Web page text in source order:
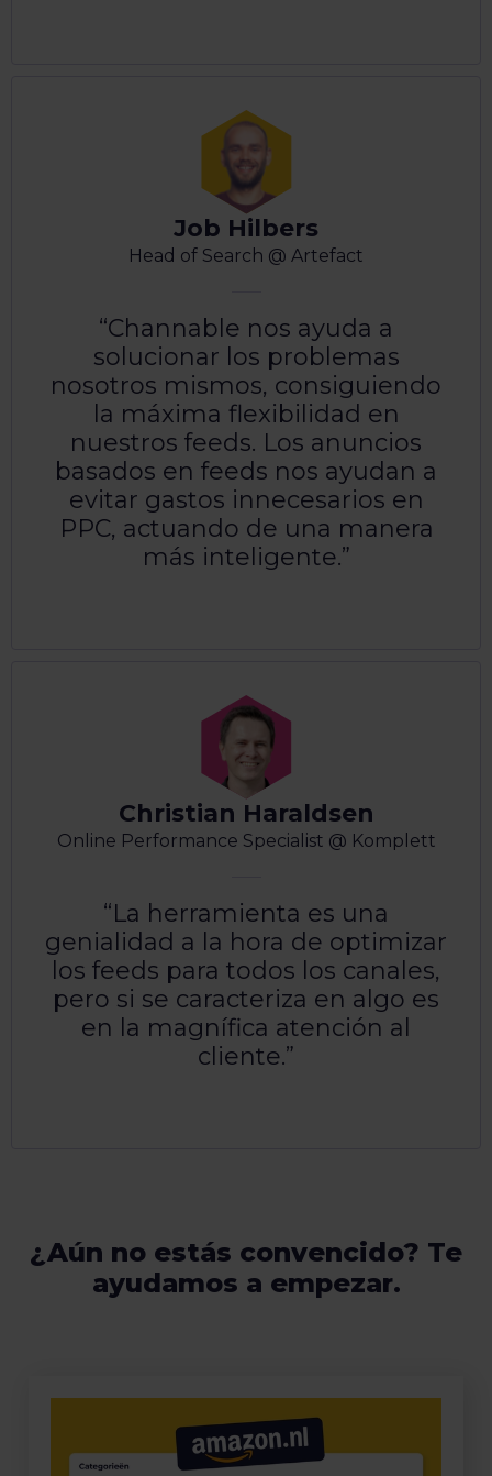
Job Hilbers
Head of Search @ Artefact
Channable nos ayuda a
solucionar los problemas
nosotros mismos, consiguiendo
la máxima flexibilidad en
nuestros feeds. Los anuncios
basados en feeds nos ayudan a
evitar gastos innecesarios en
PPC, actuando de una manera
más inteligente.
Christian Haraldsen
Online Performance Specialist @ Komplett
La herramienta es una
genialidad a la hora de optimizar
los feeds para todos los canales,
pero si se caracteriza en algo es
en la magnífica atención al
cliente.
¿Aún no estás convencido? Te
ayudamos a empezar.